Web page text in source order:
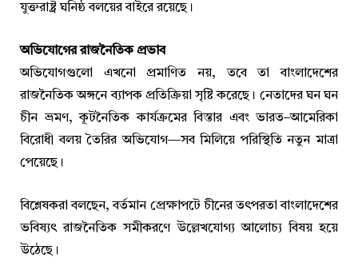
যুক্তরাষ্ট্র ঘনিষ্ঠ বলয়ের বাইরে রয়েছে।
অভিযোগের রাজনৈতিক প্রভাব
অভিযোগগুলো এখনো প্রমাণিত নয়, তবে তা বাংলাদেশের
রাজনৈতিক অঙ্গনে ব্যাপক প্রতিক্রিয়া সৃষ্টি করেছে। নেতাদের ঘন ঘন
চীন ভ্রমণ, কূটনৈতিক কার্যক্রমের বিস্তার এবং ভারত–আমেরিকা
বিরোধী বলয় তৈরির অভিযোগ—সব মিলিয়ে পরিস্থিতি নতুন মাত্রা
পেয়েছে।
বিশ্লেষকরা বলছেন, বর্তমান প্রেক্ষাপটে চীনের তৎপরতা বাংলাদেশের
ভবিষ্যৎ রাজনৈতিক সমীকরণে উল্লেখযোগ্য আলোচ্য বিষয় হয়ে
উঠেছে।